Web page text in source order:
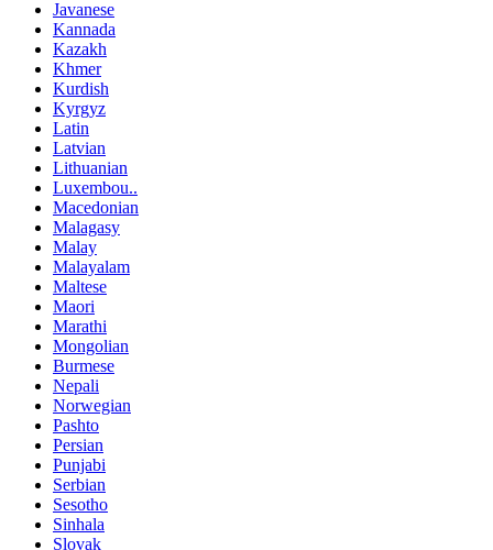
Javanese
Kannada
Kazakh
Khmer
Kurdish
Kyrgyz
Latin
Latvian
Lithuanian
Luxembou..
Macedonian
Malagasy
Malay
Malayalam
Maltese
Maori
Marathi
Mongolian
Burmese
Nepali
Norwegian
Pashto
Persian
Punjabi
Serbian
Sesotho
Sinhala
Slovak